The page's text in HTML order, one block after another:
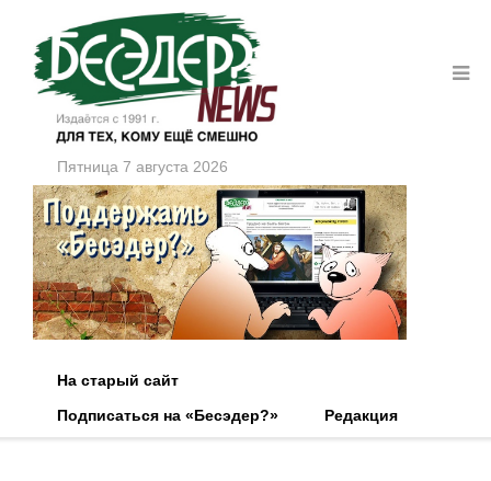
Пятница 7 августа 2026
На старый сайт
Подписаться на «Бесэдер?»
Редакция